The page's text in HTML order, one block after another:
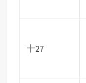
十27